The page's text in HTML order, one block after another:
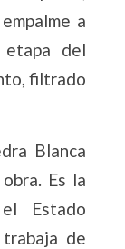
a
etapa del
filtrado
Blanca
Es la
Estado
de